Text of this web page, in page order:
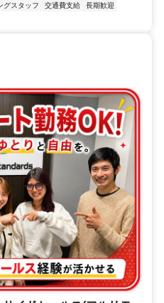
グスタッフ 交通費支給
長期歓迎